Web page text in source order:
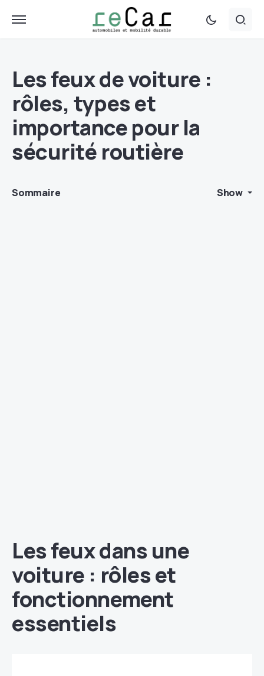
Les feux de voiture :
rôles, types et
importance pour la
sécurité routière
Sommaire Show
Les feux dans une
voiture : rôles et
fonctionnement
essentiels